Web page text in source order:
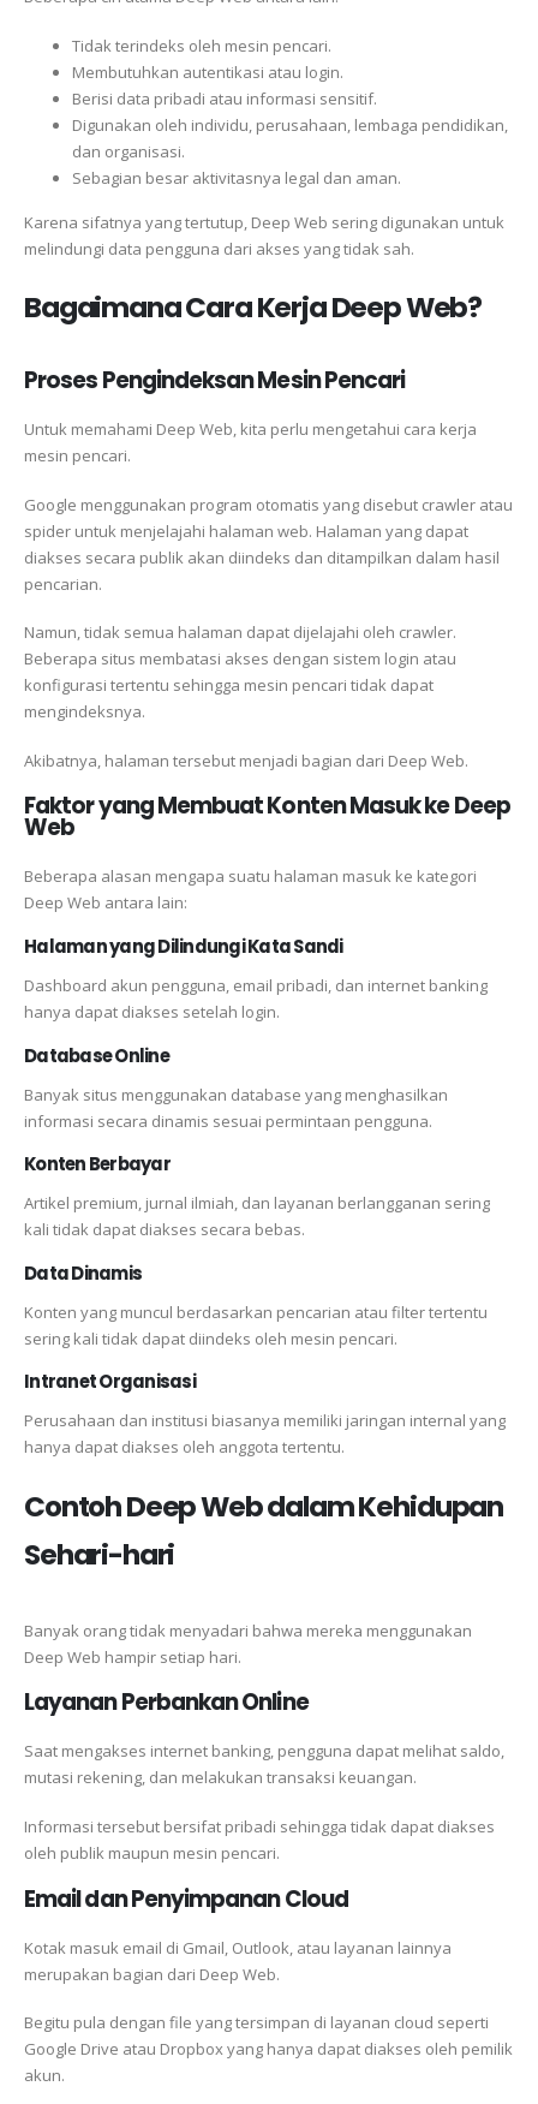
Tidak terindeks oleh mesin pencari.
Membutuhkan autentikasi atau login.
Berisi data pribadi atau informasi sensitif.
Digunakan oleh individu, perusahaan, lembaga pendidikan,
dan organisasi.
Sebagian besar aktivitasnya legal dan aman.
Karena sifatnya yang tertutup, Deep Web sering digunakan untuk
melindungi data pengguna dari akses yang tidak sah.
Bagaimana Cara Kerja Deep Web?
Proses Pengindeksan Mesin Pencari
Untuk memahami Deep Web, kita perlu mengetahui cara kerja
mesin pencari.
Google menggunakan program otomatis yang disebut crawler atau
spider untuk menjelajahi halaman web. Halaman yang dapat
diakses secara publik akan diindeks dan ditampilkan dalam hasil
pencarian.
Namun, tidak semua halaman dapat dijelajahi oleh crawler.
Beberapa situs membatasi akses dengan sistem login atau
konfigurasi tertentu sehingga mesin pencari tidak dapat
mengindeksnya.
Akibatnya, halaman tersebut menjadi bagian dari Deep Web.
Faktor yang Membuat Konten Masuk ke Deep
Web
Beberapa alasan mengapa suatu halaman masuk ke kategori
Deep Web antara lain:
Halaman yang Dilindungi Kata Sandi
Dashboard akun pengguna, email pribadi, dan internet banking
hanya dapat diakses setelah login.
Database Online
Banyak situs menggunakan database yang menghasilkan
informasi secara dinamis sesuai permintaan pengguna.
Konten Berbayar
Artikel premium, jurnal ilmiah, dan layanan berlangganan sering
kali tidak dapat diakses secara bebas.
Data Dinamis
Konten yang muncul berdasarkan pencarian atau filter tertentu
sering kali tidak dapat diindeks oleh mesin pencari.
Intranet Organisasi
Perusahaan dan institusi biasanya memiliki jaringan internal yang
hanya dapat diakses oleh anggota tertentu.
Contoh Deep Web dalam Kehidupan
Sehari-hari
Banyak orang tidak menyadari bahwa mereka menggunakan
Deep Web hampir setiap hari.
Layanan Perbankan Online
Saat mengakses internet banking, pengguna dapat melihat saldo,
mutasi rekening, dan melakukan transaksi keuangan.
Informasi tersebut bersifat pribadi sehingga tidak dapat diakses
oleh publik maupun mesin pencari.
Email dan Penyimpanan Cloud
Kotak masuk email di Gmail, Outlook, atau layanan lainnya
merupakan bagian dari Deep Web.
Begitu pula dengan file yang tersimpan di layanan cloud seperti
Google Drive atau Dropbox yang hanya dapat diakses oleh pemilik
akun.